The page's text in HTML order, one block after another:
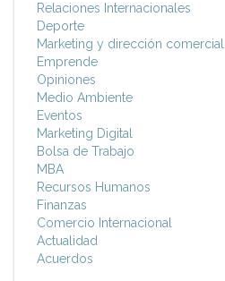
Relaciones Internacionales
Deporte
Marketing y dirección comercial
Emprende
Opiniones
Medio Ambiente
Eventos
Marketing Digital
Bolsa de Trabajo
MBA
Recursos Humanos
Finanzas
Comercio Internacional
Actualidad
Acuerdos